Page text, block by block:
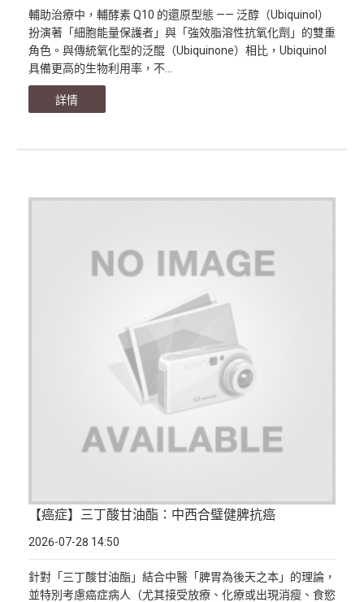
輔助治療中，輔酵素 Q10 的還原型態 —— 泛醇（Ubiquinol）
扮演著「細胞能量保護者」與「強效脂溶性抗氧化劑」的雙重
角色。與傳統氧化型的泛醌（Ubiquinone）相比，Ubiquinol
具備更高的生物利用率，不...
詳情
【癌症】三丁酸甘油酯：中西合璧健脾抗癌
2026-07-28 14:50
針對「三丁酸甘油酯」結合中醫「脾胃為後天之本」的理論，
並特別考慮癌症病人（尤其接受放療、化療或出現消瘦、食慾